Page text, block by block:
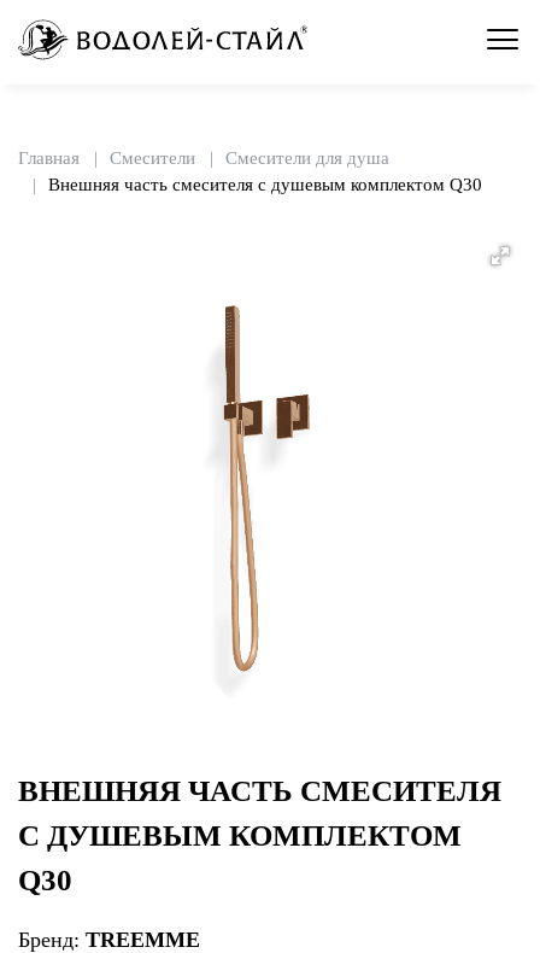
Главная Смесители
Смесители для душа
Внешняя часть смесителя с душевым комплектом Q30
ВНЕШНЯЯ ЧАСТЬ СМЕСИТЕЛЯ
С ДУШЕВЫМ КОМПЛЕКТОМ
Q30
Бренд: TREEMME